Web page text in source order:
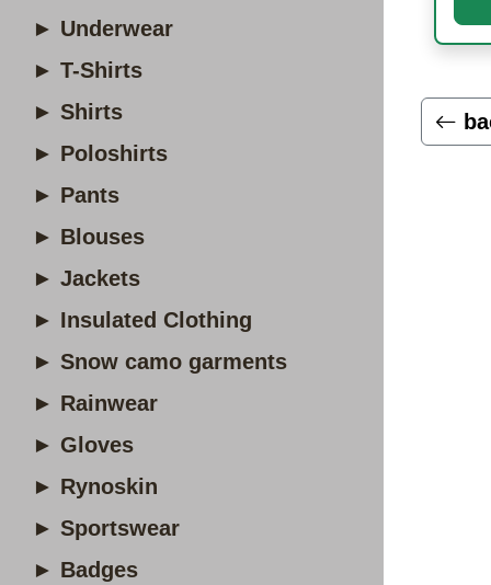
► Underwear
► T-Shirts
► Shirts
► Poloshirts
► Pants
► Blouses
► Jackets
► Insulated Clothing
► Snow camo garments
► Rainwear
► Gloves
► Rynoskin
► Sportswear
► Badges